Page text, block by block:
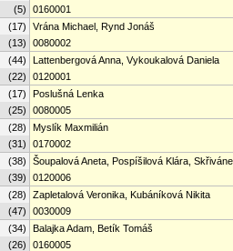
(5)
0160001
(17)
Vrána Michael, Rynd Jonáš
(13)
0080002
(44)
Lattenbergová Anna, Vykoukalová Daniela
(22)
0120001
(17)
Poslušná Lenka
(25)
0080005
(28)
Myslík Maxmilián
(31)
0170002
(38)
Šoupalová Aneta, Pospíšilová Klára,
(39)
0120006
(28)
Zapletalová Veronika, Kubáníková Nikita
(47)
0030009
(34)
Balajka Adam, Betík Tomáš
(26)
0160005